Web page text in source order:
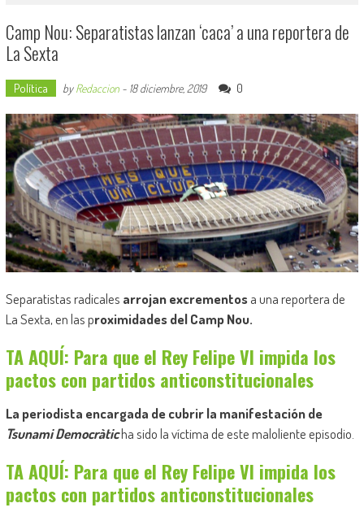
Camp Nou: Separatistas lanzan ‘caca’ a una reportera de
La Sexta
Política byRedaccion- 18 diciembre, 2019 0
Separatistas radicales arrojan excrementosa una reportera de
La Sexta, en las proximidades del Camp Nou.
TA AQUÍ: Para que el Rey Felipe VI impida los
pactos con partidos anticonstitucionales
La periodista encargada de cubrir la manifestación de
Tsunami Democràticha sido la víctima de este maloliente episodio.
TA AQUÍ: Para que el Rey Felipe VI impida los
pactos con partidos anticonstitucionales